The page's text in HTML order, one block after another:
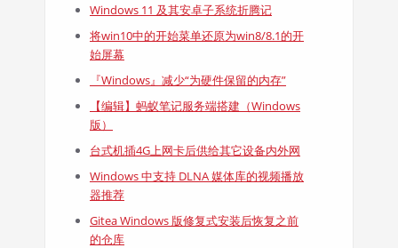
Windows 11 及其安卓子系统折腾记
将win10中的开始菜单还原为win8/8.1的开
始屏幕
『Windows』减少“为硬件保留的内存”
【编辑】蚂蚁笔记服务端搭建（Windows
版）
台式机插4G上网卡后供给其它设备内外网
Windows 中支持 DLNA 媒体库的视频播放
器推荐
Gitea Windows 版修复式安装后恢复之前
的仓库